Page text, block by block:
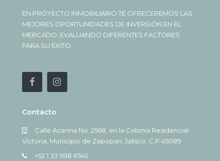
EN PROYECTO INMOBILIARIO TE OFRECEREMOS LAS
MEJORES OPORTUNIDADES DE INVERSIÓN EN EL
MERCADO, EVALUANDO DIFERENTES FACTORES
PARA SU ÉXITO.
Contacto
Calle Acerina No. 2568, en la Colonia Residencial
Victoria, Municipio de Zapopan, Jalisco. C.P 45089
+52 1 33 1618 6740